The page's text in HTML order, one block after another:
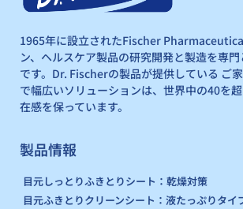
1965年に設立されたFischer
ン、ヘルスケア製品の研究開発と製造を専
です。Dr. Fischerの製品が提供している ご
で幅広いソリューションは、世界中の40を
在感を保っています。
製品情報
目元しっとりふきとりシート：乾燥対策
目元ふきとりクリーンシート：液たっぷりタイ